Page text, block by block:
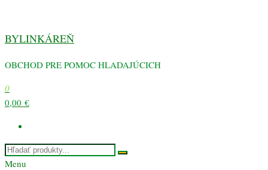
obsah
BYLINKÁREŇ
OBCHOD PRE POMOC HLADAJÚCICH
0
0,00 €
Menu